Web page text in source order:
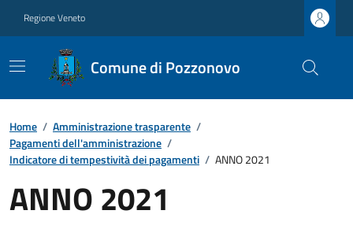
Regione Veneto
Comune di Pozzonovo
Home / Amministrazione trasparente /
Pagamenti dell'amministrazione /
Indicatore di tempestività dei pagamenti / ANNO 2021
ANNO 2021